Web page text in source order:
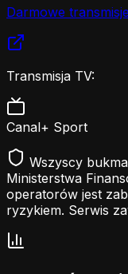
Darmowe
Transmisja TV:
Canal+ Sport
Wszyscy
Ministerstwa
operatorów jest
ryzykiem. Serwis